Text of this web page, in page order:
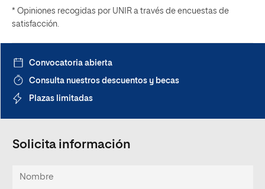
* Opiniones recogidas por UNIR a través de encuestas de
satisfacción.
Convocatoria abierta
Consulta nuestros descuentos y becas
Plazas limitadas
Solicita información